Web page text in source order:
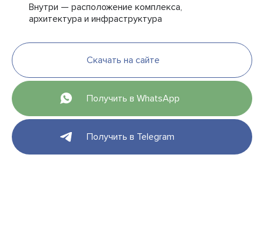
Внутри — расположение комплекса,
архитектура и инфраструктура
Скачать на сайте
Получить в WhatsApp
Получить в Telegram